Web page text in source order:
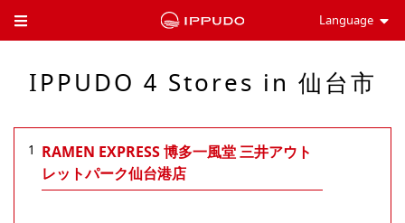
Toggle Header Menu Language
IPPUDO 4 Stores in 仙台市
1 RAMEN EXPRESS 博多一風堂 三井アウト
レットパーク仙台港店